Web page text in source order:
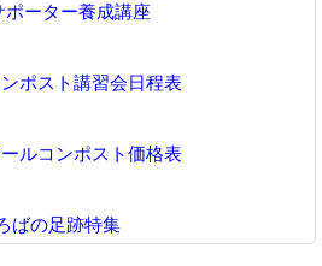
ポーター養成講座
ポスト講習会日程表
ルコンポスト価格表
ばの足跡特集